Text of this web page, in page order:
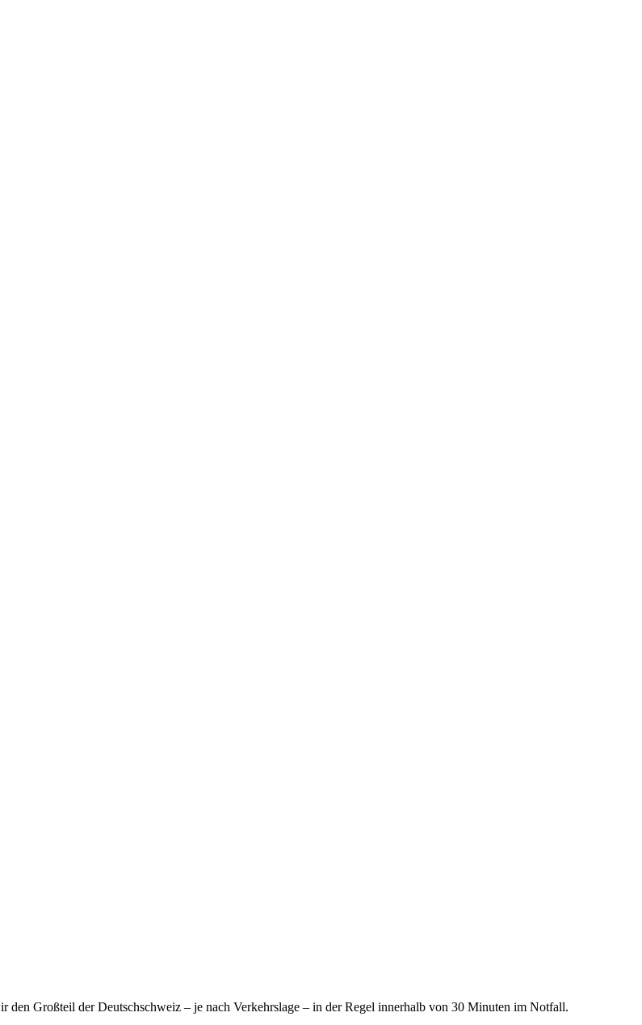
Großteil der Deutschschweiz – je nach Verkehrslage – in der Regel innerhalb von 30 Minuten im Notfall.